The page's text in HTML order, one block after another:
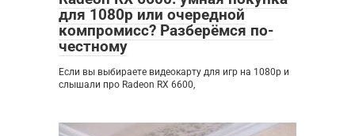
для 1080p или очередной
компромисс? Разберёмся по-
честному
Если вы выбираете видеокарту для игр на 1080p и
слышали про Radeon RX 6600,